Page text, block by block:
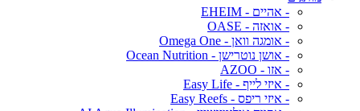
- אהיים - EHEIM
- אואזה - OASE
- אומגה וואן - Omega One
- אושן נוטרישן - Ocean Nutrition
- אזו - AZOO
- איזי לייף - Easy Life
- איזי ריפס - Easy Reefs